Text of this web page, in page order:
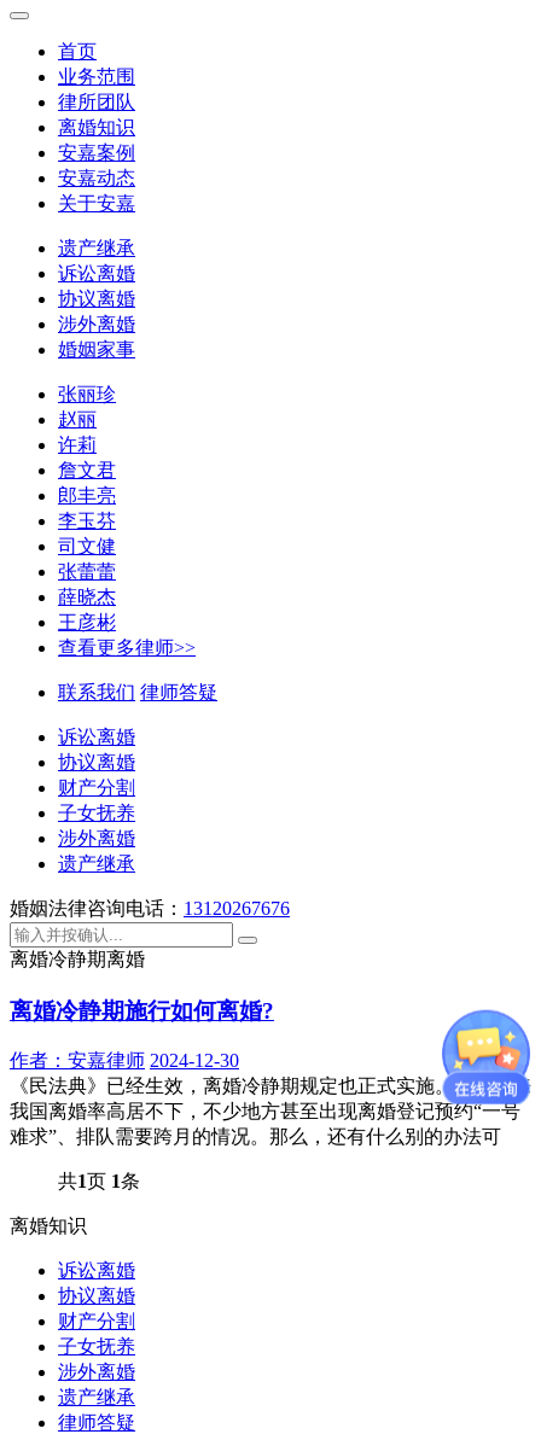
首页
业务范围
律所团队
离婚知识
安嘉案例
安嘉动态
关于安嘉
遗产继承
诉讼离婚
协议离婚
涉外离婚
婚姻家事
张丽珍
赵丽
许莉
詹文君
郎丰亮
李玉芬
司文健
张蕾蕾
薛晓杰
王彦彬
查看更多律师>>
联系我们 律师答疑
诉讼离婚
协议离婚
财产分割
子女抚养
涉外离婚
遗产继承
婚姻法律咨询电话： 13120267676
离婚冷静期离婚
离婚冷静期施行如何离婚?
作者： 安嘉律师 2024-12-30
《民法典》已经生效，离婚冷静期规定也正式实施。近几年来
我国离婚率高居不下，不少地方甚至出现离婚登记预约“一号
难求”、排队需要跨月的情况。那么，还有什么别的办法可
共1页 1条
离婚知识
诉讼离婚
协议离婚
财产分割
子女抚养
涉外离婚
遗产继承
律师答疑